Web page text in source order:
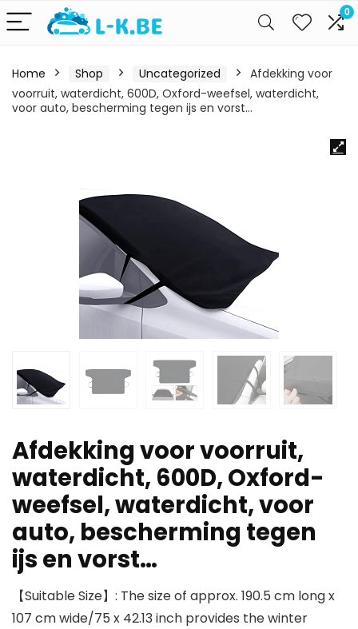
0
Home Shop Uncategorized
Afdekking voor
voorruit, waterdicht, 600D, Oxford-weefsel, waterdicht,
voor auto, bescherming tegen ijs en vorst…
Afdekking voor voorruit,
waterdicht, 600D, Oxford-
weefsel, waterdicht, voor
auto, bescherming tegen
ijs en vorst…
【Suitable Size】: The size of approx. 190.5 cm long x
107 cm wide/75 x 42.13 inch provides the winter